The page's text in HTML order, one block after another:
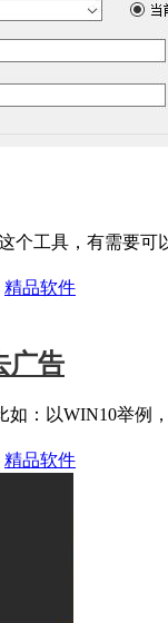
工具，有需要可
精品软件
广告
：以WIN10举例，
精品软件